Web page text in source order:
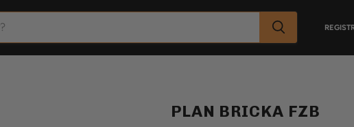
PLAN BRICKA FZB